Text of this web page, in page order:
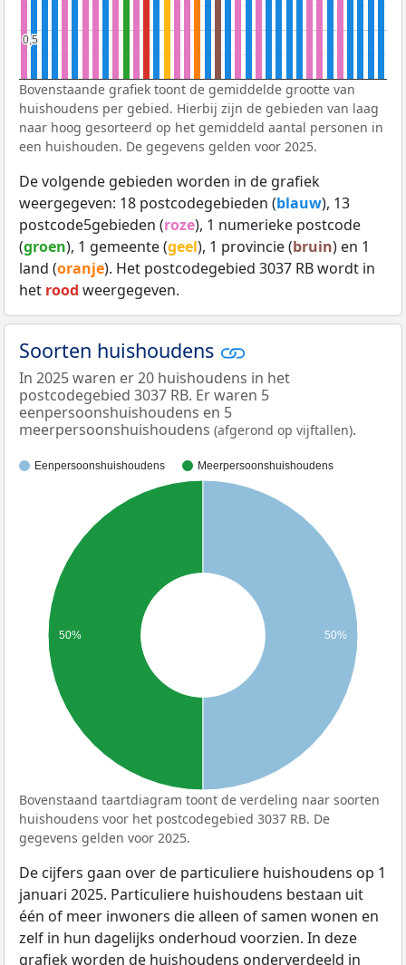
0,5
0,5
Bovenstaande grafiek toont de gemiddelde grootte van
huishoudens per gebied. Hierbij zijn de gebieden van laag
naar hoog gesorteerd op het gemiddeld aantal personen in
een huishouden. De gegevens gelden voor 2025.
De volgende gebieden worden in de grafiek
weergegeven: 18 postcodegebieden (blauw), 13
postcode5gebieden (roze), 1 numerieke postcode
(groen), 1 gemeente (geel), 1 provincie (bruin) en 1
land (oranje). Het postcodegebied 3037 RB wordt in
het rood weergegeven.
Soorten huishoudens
In 2025 waren er 20 huishoudens in het
postcodegebied 3037 RB. Er waren 5
eenpersoonshuishoudens en 5
meerpersoonshuishoudens (afgerond op vijftallen).
Eenpersoonshuishoudens Meerpersoonshuishoudens
50% 50%
Bovenstaand taartdiagram toont de verdeling naar soorten
huishoudens voor het postcodegebied 3037 RB. De
gegevens gelden voor 2025.
De cijfers gaan over de particuliere huishoudens op 1
januari 2025. Particuliere huishoudens bestaan uit
één of meer inwoners die alleen of samen wonen en
zelf in hun dagelijks onderhoud voorzien. In deze
grafiek worden de huishoudens onderverdeeld in